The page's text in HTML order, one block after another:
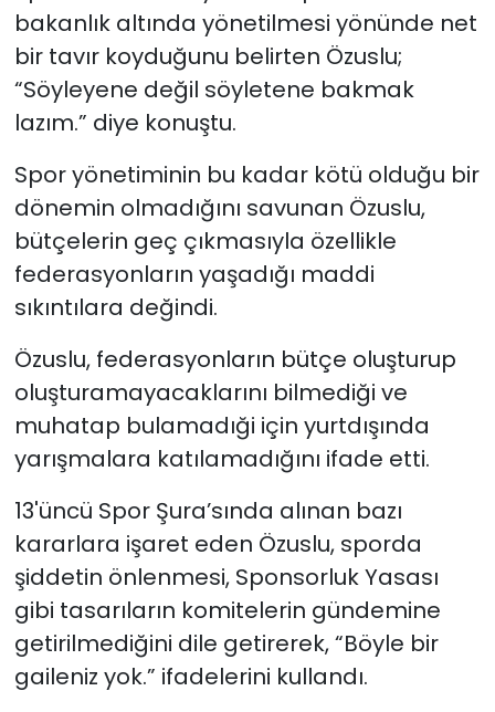
bakanlık altında yönetilmesi yönünde net
bir tavır koyduğunu belirten Özuslu;
“Söyleyene değil söyletene bakmak
lazım.” diye konuştu.
Spor yönetiminin bu kadar kötü olduğu bir
dönemin olmadığını savunan Özuslu,
bütçelerin geç çıkmasıyla özellikle
federasyonların yaşadığı maddi
sıkıntılara değindi.
Özuslu, federasyonların bütçe oluşturup
oluşturamayacaklarını bilmediği ve
muhatap bulamadıği için yurtdışında
yarışmalara katılamadığını ifade etti.
13'üncü Spor Şura’sında alınan bazı
kararlara işaret eden Özuslu, sporda
şiddetin önlenmesi, Sponsorluk Yasası
gibi tasarıların komitelerin gündemine
getirilmediğini dile getirerek, “Böyle bir
gaileniz yok.” ifadelerini kullandı.